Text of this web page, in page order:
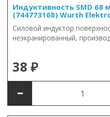
Индуктивность SMD 68
(744773168) Wurth
Силовой индуктор
неэкранированный,
38 ₽